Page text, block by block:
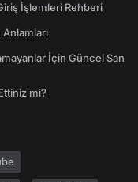
İşlemleri Rehberi
İçin Güncel San
mi?